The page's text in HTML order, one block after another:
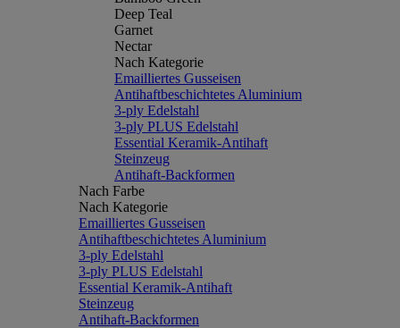
Deep Teal
Garnet
Nectar
Nach Kategorie
Emailliertes Gusseisen
Antihaftbeschichtetes Aluminium
3-ply Edelstahl
3-ply PLUS Edelstahl
Essential Keramik-Antihaft
Steinzeug
Antihaft-Backformen
Nach Farbe
Nach Kategorie
Emailliertes Gusseisen
Antihaftbeschichtetes Aluminium
3-ply Edelstahl
3-ply PLUS Edelstahl
Essential Keramik-Antihaft
Steinzeug
Antihaft-Backformen